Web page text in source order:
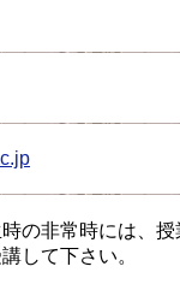
の非常時には、
して下さい。